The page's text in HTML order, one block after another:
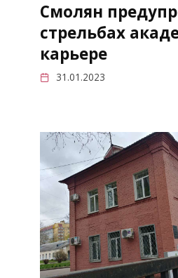
Смолян
стрельбах
карьере
31.01.2023